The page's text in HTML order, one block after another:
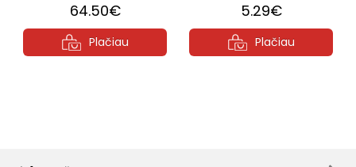
64.50€
Plačiau
5.29€
Plačiau